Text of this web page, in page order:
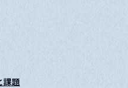
課題